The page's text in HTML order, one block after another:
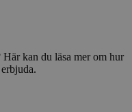
Här kan du läsa mer om hur